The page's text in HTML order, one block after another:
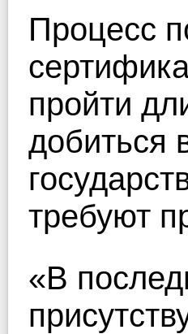
Процесс
пройти
добиться
требуют
«В